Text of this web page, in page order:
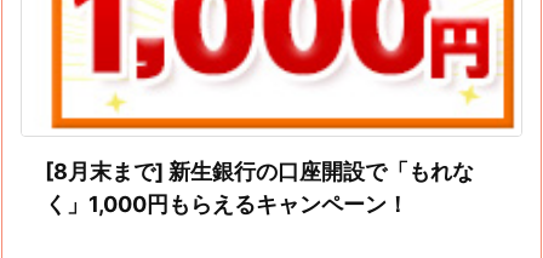
[8月末まで] 新生銀行の口座開設で「もれな
く」1,000円もらえるキャンペーン！